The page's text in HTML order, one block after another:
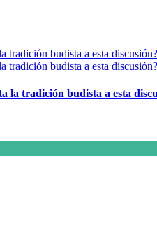
la tradición budista a esta